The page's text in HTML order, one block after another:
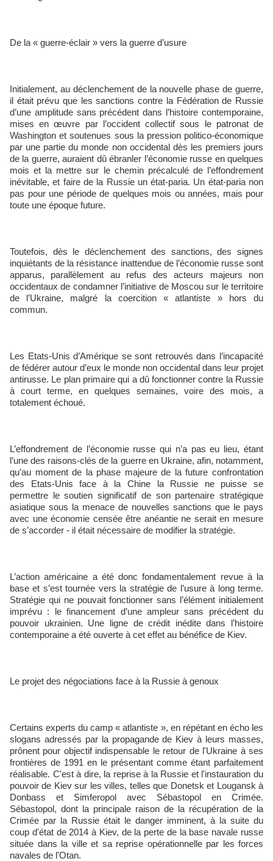
De la « guerre-éclair » vers la guerre d’usure
Initialement, au déclenchement de la nouvelle phase de guerre,
il était prévu que les sanctions contre la Fédération de Russie
d’une amplitude sans précédent dans l’histoire contemporaine,
mises en œuvre par l’occident collectif sous le patronat de
Washington et soutenues sous la pression politico-économique
par une partie du monde non occidental dès les premiers jours
de la guerre, auraient dû ébranler l’économie russe en quelques
mois et la mettre sur le chemin précalculé de l’effondrement
inévitable, et faire de la Russie un état-paria. Un état-paria non
pas pour une période de quelques mois ou années, mais pour
toute une époque future.
Toutefois, dès le déclenchement des sanctions, des signes
inquiétants de la résistance inattendue de l’économie russe sont
apparus, parallèlement au refus des acteurs majeurs non
occidentaux de condamner l’initiative de Moscou sur le territoire
de l’Ukraine, malgré la coercition « atlantiste » hors du
commun.
Les Etats-Unis d’Amérique se sont retrouvés dans l’incapacité
de fédérer autour d’eux le monde non occidental dans leur projet
antirusse. Le plan primaire qui a dû fonctionner contre la Russie
à court terme, en quelques semaines, voire des mois, a
totalement échoué.
L’effondrement de l’économie russe qui n’a pas eu lieu, étant
l’une des raisons-clés de la guerre en Ukraine, afin, notamment,
qu’au moment de la phase majeure de la future confrontation
des Etats-Unis face à la Chine la Russie ne puisse se
permettre le soutien significatif de son partenaire stratégique
asiatique sous la menace de nouvelles sanctions que le pays
avec une économie censée être anéantie ne serait en mesure
de s’accorder - il était nécessaire de modifier la stratégie.
L’action américaine a été donc fondamentalement revue à la
base et s’est tournée vers la stratégie de l’usure à long terme.
Stratégie qui ne pouvait fonctionner sans l’élément initialement
imprévu : le financement d’une ampleur sans précédent du
pouvoir ukrainien. Une ligne de crédit inédite dans l’histoire
contemporaine a été ouverte à cet effet au bénéfice de Kiev.
Le projet des négociations face à la Russie à genoux
Certains experts du camp « atlantiste », en répétant en écho les
slogans adressés par la propagande de Kiev à leurs masses,
prônent pour objectif indispensable le retour de l'Ukraine à ses
frontières de 1991 en le présentant comme étant parfaitement
réalisable. C'est à dire, la reprise à la Russie et l'instauration du
pouvoir de Kiev sur les villes, telles que Donetsk et Lougansk à
Donbass et Simferopol avec Sébastopol en Crimée.
Sébastopol, dont la principale raison de la récupération de la
Crimée par la Russie était le danger imminent, à la suite du
coup d'état de 2014 à Kiev, de la perte de la base navale russe
située dans la ville et sa reprise opérationnelle par les forces
navales de l'Otan.